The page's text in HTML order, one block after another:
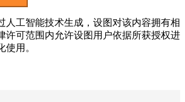
人工智能技术生成，设图对该内容拥有相
许可范围内允许设图用户依据所获授权进
使用。